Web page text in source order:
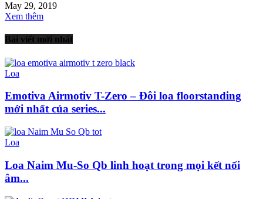
May 29, 2019
Xem thêm
Bài viết mới nhất
Loa
Emotiva Airmotiv T-Zero – Đôi loa floorstanding
mới nhất của series...
Loa
Loa Naim Mu-So Qb linh hoạt trong mọi kết nối
âm...